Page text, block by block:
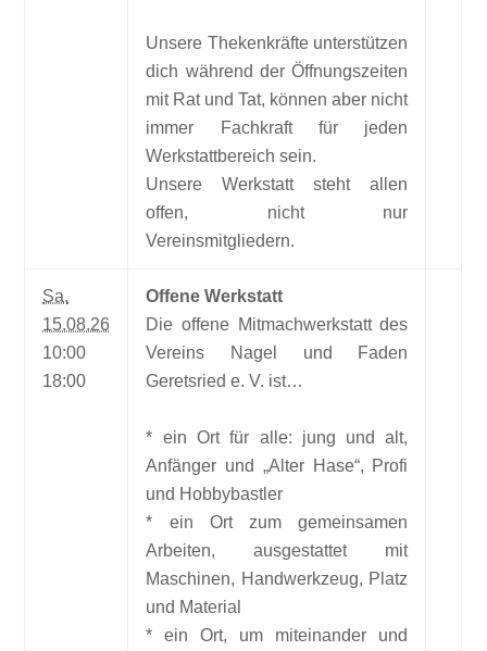
Unsere Thekenkräfte unterstützen
dich während der Öffnungszeiten
mit Rat und Tat, können aber nicht
immer Fachkraft für jeden
Werkstattbereich sein.
Unsere Werkstatt steht allen
offen, nicht nur
Vereinsmitgliedern.
Sa.
15.08.26
10:00
18:00
Offene Werkstatt
Die offene Mitmachwerkstatt des
Vereins Nagel und Faden
Geretsried e. V. ist…
* ein Ort für alle: jung und alt,
Anfänger und „Alter Hase“, Profi
und Hobbybastler
* ein Ort zum gemeinsamen
Arbeiten, ausgestattet mit
Maschinen, Handwerkzeug, Platz
und Material
* ein Ort, um miteinander und